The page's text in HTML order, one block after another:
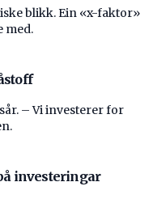
blikk. Ein «x-faktor»
med.
– Vi investerer for
investeringar